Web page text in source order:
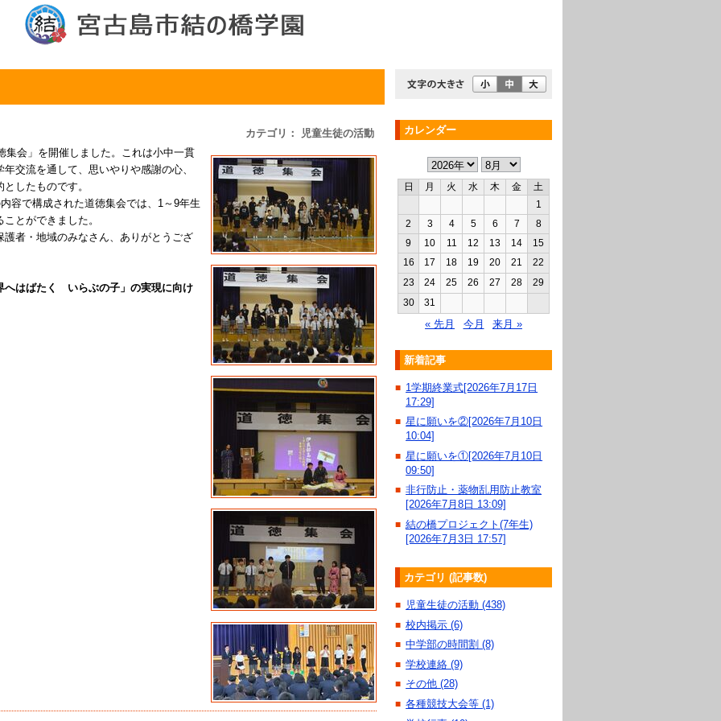
カテゴリ： 児童生徒の活動
集会」を開催しました。これは小中一貫
交流を通して、思いやりや感謝の心、
したものです。
容で構成された道徳集会では、1～9年生
とができました。
者・地域のみなさん、ありがとうござ
はばたく いらぶの子」の実現に向け
カレンダー
日 月 火 水 木 金
土
1
2
3 4 5 6 7
8
9
10 11 12 13 14
15
16
17 18 19 20 21
22
23
24 25 26 27 28
29
30
31
« 先月 今月 来月 »
新着記事
■ 1学期終業式[2026年7月17日
17:29]
■ 星に願いを②[2026年7月10日
10:04]
■ 星に願いを①[2026年7月10日
09:50]
■ 非行防止・薬物乱用防止教室
[2026年7月8日 13:09]
■ 結の橋プロジェクト(7年生)
[2026年7月3日 17:57]
カテゴリ (記事数)
■ 児童生徒の活動 (438)
■ 校内掲示 (6)
■ 中学部の時間割 (8)
■ 学校連絡 (9)
■ その他 (28)
■ 各種競技大会等 (1)